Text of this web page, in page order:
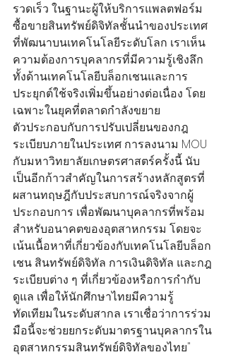
รวดเร็ว ในฐานะผู้ให้บริการแพลตฟอร์ม
ซื้อขายสินทรัพย์ดิจิทัลชั้นนำของประเทศ
ที่พัฒนาบนเทคโนโลยีระดับโลก เราเห็น
ความต้องการบุคลากรที่มีความรู้เชิงลึก
ทั้งด้านเทคโนโลยีบล็อกเชนและการ
ประยุกต์ใช้จริงเพิ่มขึ้นอย่างต่อเนื่อง โดย
เฉพาะในยุคที่ตลาดกำลังขยาย
ตัวประกอบกับการปรับเปลี่ยนของกฎ
ระเบียบภายในประเทศ การลงนาม MOU
กับมหาวิทยาลัยเกษตรศาสตร์ครั้งนี้ นับ
เป็นอีกก้าวสำคัญในการสร้างหลักสูตรที่
ผสานทฤษฎีกับประสบการณ์จริงจากผู้
ประกอบการ เพื่อพัฒนาบุคลากรที่พร้อม
สำหรับอนาคตของอุตสาหกรรม โดยจะ
เน้นเนื้อหาที่เกี่ยวข้องกับเทคโนโลยีบล็อก
เชน สินทรัพย์ดิจิทัล การเงินดิจิทัล และกฎ
ระเบียบต่าง ๆ ที่เกี่ยวข้องหรือการกำกับ
ดูแล เพื่อให้นักศึกษาไทยมีความรู้
ทัดเทียมในระดับสากล เราเชื่อว่าการร่วม
มือนี้จะช่วยยกระดับมาตรฐานบุคลากรใน
อุตสาหกรรมสินทรัพย์ดิจิทัลของไทย"